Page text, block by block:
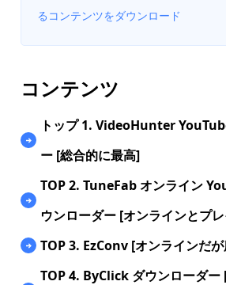
るコンテンツをダウンロード
コンテンツ
トップ 1. VideoHunter
ー [総合的に最高]
TOP 2. TuneFab オンライン
ウンローダー [オンラインとプ
TOP 3. EzConv [オンラインだ
TOP 4. ByClick ダウンローダ